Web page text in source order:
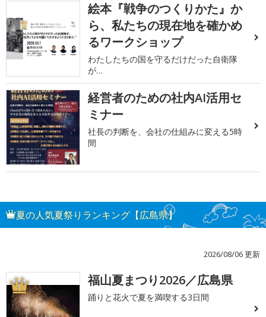
絵本『戦争のつくりかた』か
ら、私たちの現在地を確かめ
るワークショップ
わたしたちの国を守るだけだった自衛隊
が…
経営者のための社内AI活用セ
ミナー
社長の判断を、会社の仕組みに変える5時
間
夏の人気夏祭りランキング【広島県】
2026/08/06 更新
1 福山夏まつり2026／広島県
踊りと花火で夏を満喫する3日間